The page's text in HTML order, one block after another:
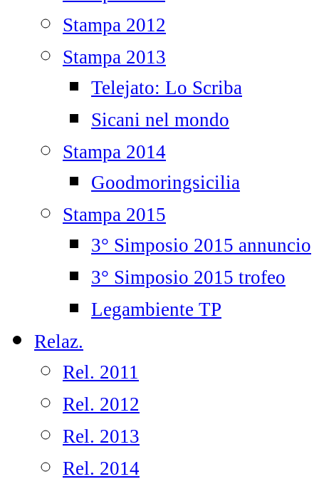
Stampa 2012
Stampa 2013
Telejato: Lo Scriba
Sicani nel mondo
Stampa 2014
Goodmoringsicilia
Stampa 2015
3° Simposio 2015 annuncio
3° Simposio 2015 trofeo
Legambiente TP
Relaz.
Rel. 2011
Rel. 2012
Rel. 2013
Rel. 2014